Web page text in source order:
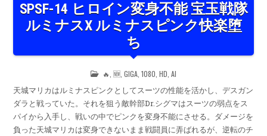
SPSF-14 ヒロイン変身不能 宝玉戦隊
ルミナスX ルミナスピンク快楽堕
ち
POSTED
IN
🔥 🆕 GIGA 1080 HD AI
天城マリカはルミナスピンクとしてスーツの性能を活かし、デスガン
ダラと戦っていた。それを狙う敵幹部Dr.シグマはスーツの弱点をス
パイから入手し、戦いの中でピンクを変身不能にさせる。ダメージを
負った天城マリカは変身できないまま戦闘員に弄ばれるが、逆転のチ